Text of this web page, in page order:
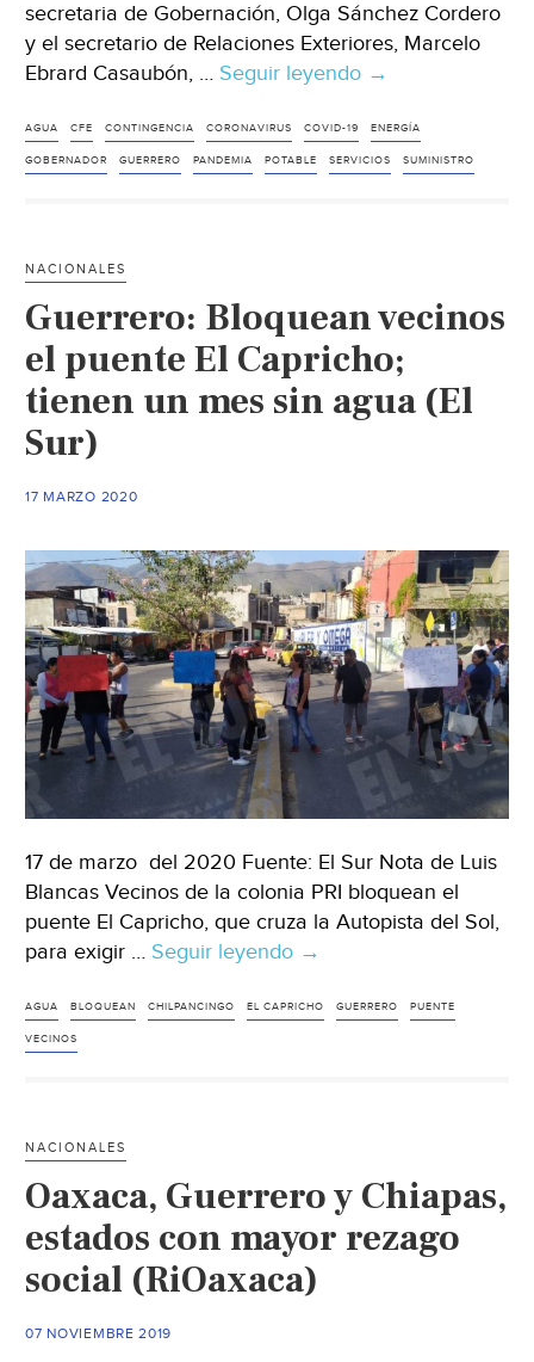
secretaria de Gobernación, Olga Sánchez Cordero
y el secretario de Relaciones Exteriores, Marcelo
Ebrard Casaubón, … Seguir leyendo Plantea
de
Guerrero
a
de
agua
→
AGUA CFE CONTINGENCIA CORONAVIRUS COVID-19 ENERGÍA
GOBERNADOR GUERRERO PANDEMIA POTABLE SERVICIOS SUMINISTRO
NACIONALES
Guerrero: Bloquean vecinos
el puente El Capricho;
tienen un mes sin agua (El
Sur)
17 MARZO 2020
17 de marzo del 2020 Fuente: El Sur Nota de Luis
Blancas Vecinos de la colonia PRI bloquean el
puente El Capricho, que cruza la Autopista del Sol,
para exigir … Seguir leyendo Guerrero:
vecinos
un
mes
sin
agua
→
AGUA BLOQUEAN CHILPANCINGO EL CAPRICHO GUERRERO PUENTE
VECINOS
NACIONALES
Oaxaca, Guerrero y Chiapas,
estados con mayor rezago
social (RiOaxaca)
07 NOVIEMBRE 2019